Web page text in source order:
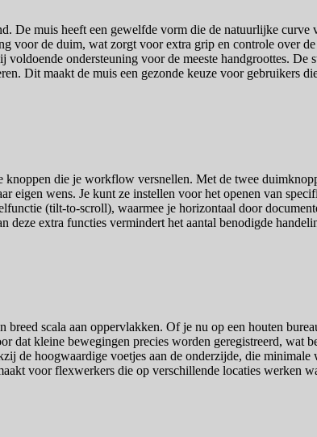
De muis heeft een gewelfde vorm die de natuurlijke
de duim, wat zorgt voor extra grip en controle over
ondersteuning voor de meeste handgroottes. De
Dit maakt de muis een gezonde keuze voor gebruikers
die je workflow versnellen. Met de twee
eigen wens. Je kunt ze instellen voor het openen van
(tilt-to-scroll), waarmee je horizontaal door
extra functies vermindert het aantal benodigde
scala aan oppervlakken. Of je nu op een houten
dat kleine bewegingen precies worden geregistreerd,
de hoogwaardige voetjes aan de onderzijde, die
voor flexwerkers die op verschillende locaties werken